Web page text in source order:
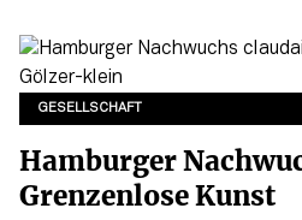
GESELLSCHAFT
Hamburger
Grenzenlose Kunst